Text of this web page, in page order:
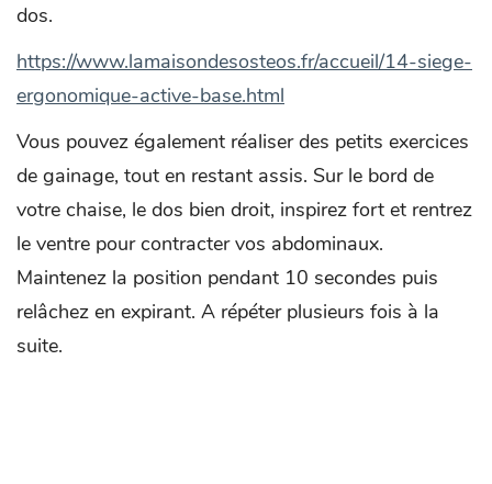
dos.
https://www.lamaisondesosteos.fr/accueil/14-siege-
ergonomique-active-base.html
Vous pouvez également réaliser des petits exercices
de gainage, tout en restant assis. Sur le bord de
votre chaise, le dos bien droit, inspirez fort et rentrez
le ventre pour contracter vos abdominaux.
Maintenez la position pendant 10 secondes puis
relâchez en expirant. A répéter plusieurs fois à la
suite.